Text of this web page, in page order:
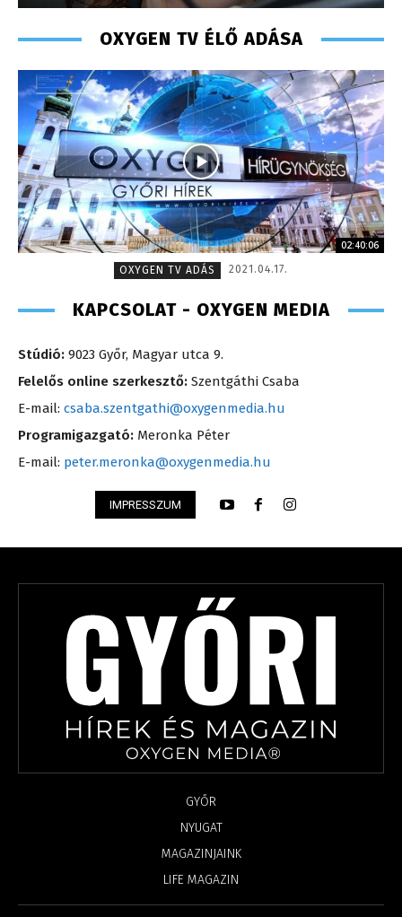
OXYGEN TV ÉLŐ ADÁSA
02:40:06
OXYGEN TV ADÁS
2021.04.17.
KAPCSOLAT - OXYGEN MEDIA
Stúdió: 9023 Győr, Magyar utca 9.
Felelős online szerkesztő: Szentgáthi Csaba
E-mail: csaba.szentgathi@oxygenmedia.hu
Programigazgató: Meronka Péter
E-mail: peter.meronka@oxygenmedia.hu
IMPRESSZUM
GYŐR
NYUGAT
MAGAZINJAINK
LIFE MAGAZIN